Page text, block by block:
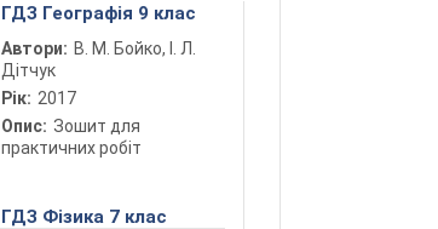
ГДЗ Географія 9 клас
Автори: В. М. Бойко, І. Л.
Дітчук
Рік: 2017
Опис: Зошит для
практичних робіт
ГДЗ Фізика 7 клас